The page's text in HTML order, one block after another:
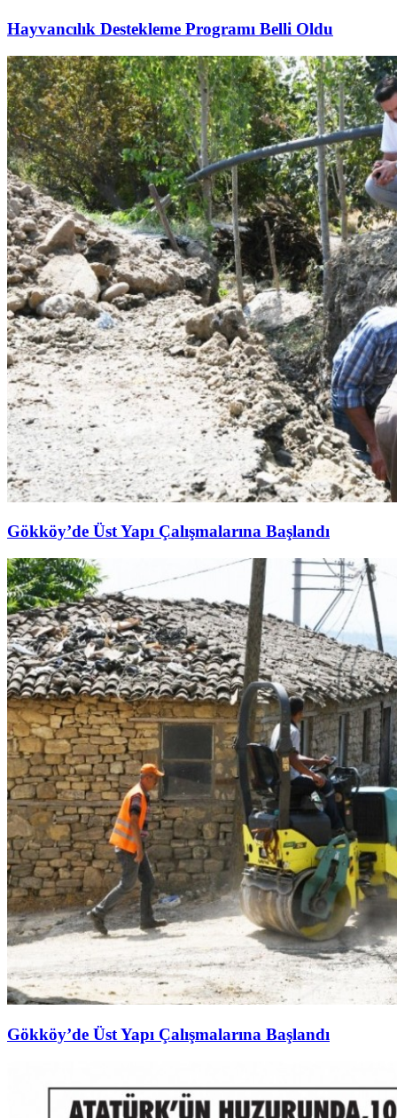
Hayvancılık Destekleme Programı Belli Oldu
Gökköy’de Üst Yapı Çalışmalarına Başlandı
Gökköy’de Üst Yapı Çalışmalarına Başlandı